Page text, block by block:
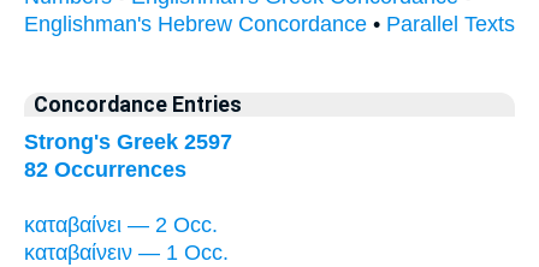
Englishman's Hebrew Concordance • Parallel Texts
Concordance Entries
Strong's Greek 2597
82 Occurrences
καταβαίνει — 2 Occ.
καταβαίνειν — 1 Occ.